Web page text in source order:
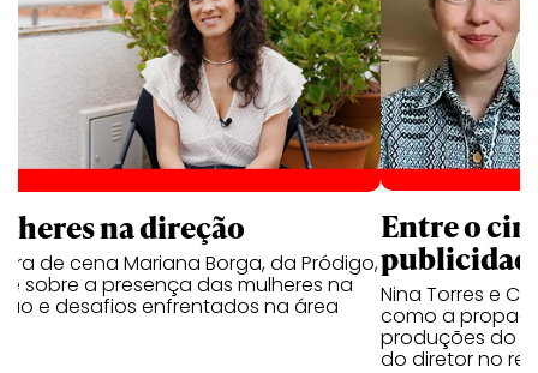
na direção
de cena Mariana Borga, da Pródigo,
sobre a presença das mulheres na
e desafios enfrentados na área
Entre o
Nina Torres e
como a
produções do
do diretor no